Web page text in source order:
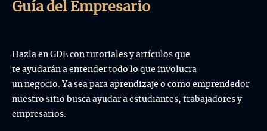
Guía del Empresario
Hazla en GDE con tutoriales y artículos que
te ayudarán a entender todo lo que involucra
un negocio. Ya sea para aprendizaje o como emprendedor
nuestro sitio busca ayudar a estudiantes, trabajadores y
empresarios.